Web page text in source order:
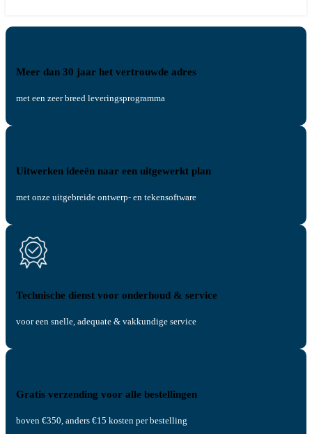
Meer dan 30 jaar het vertrouwde adres
met een zeer breed leveringsprogramma
Uitwerken ideeën naar een uitgewerkt plan
met onze uitgebreide ontwerp- en tekensoftware
Technische dienst voor onderhoud & service
voor een snelle, adequate & vakkundige service
Gratis verzending voor alle bestellingen
boven €350, anders €15 kosten per bestelling